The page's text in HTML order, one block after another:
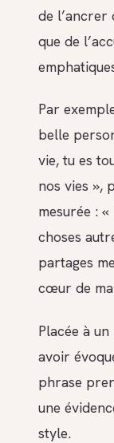
de
que de
Par
belle
vie, tu es
nos vies »,
mesurée :
choses
partages
cœur de
Placée à
avoir
phrase
une
style.